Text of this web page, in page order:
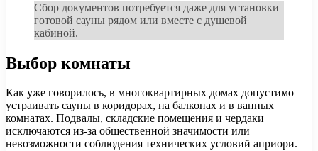
Сбор документов потребуется даже для установки
готовой сауны рядом или вместе с душевой
кабиной.
Выбор комнаты
Как уже говорилось, в многоквартирных домах допустимо
устраивать сауны в коридорах, на балконах и в ванных
комнатах. Подвалы, складские помещения и чердаки
исключаются из-за общественной значимости или
невозможности соблюдения технических условий априори.